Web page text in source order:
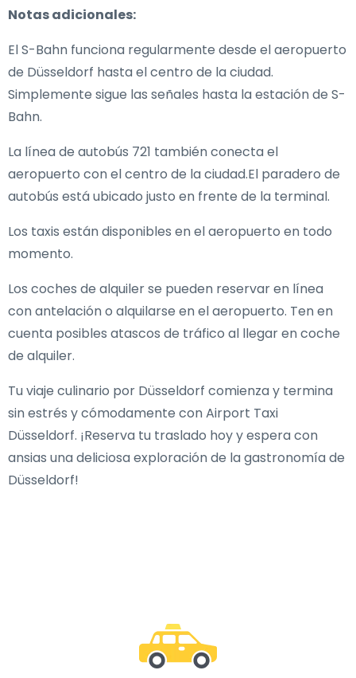
Notas adicionales:
El S-Bahn funciona regularmente desde el aeropuerto
de Düsseldorf hasta el centro de la ciudad.
Simplemente sigue las señales hasta la estación de S-
Bahn.
La línea de autobús 721 también conecta el
aeropuerto con el centro de la ciudad.El paradero de
autobús está ubicado justo en frente de la terminal.
Los taxis están disponibles en el aeropuerto en todo
momento.
Los coches de alquiler se pueden reservar en línea
con antelación o alquilarse en el aeropuerto. Ten en
cuenta posibles atascos de tráfico al llegar en coche
de alquiler.
Tu viaje culinario por Düsseldorf comienza y termina
sin estrés y cómodamente con Airport Taxi
Düsseldorf. ¡Reserva tu traslado hoy y espera con
ansias una deliciosa exploración de la gastronomía de
Düsseldorf!